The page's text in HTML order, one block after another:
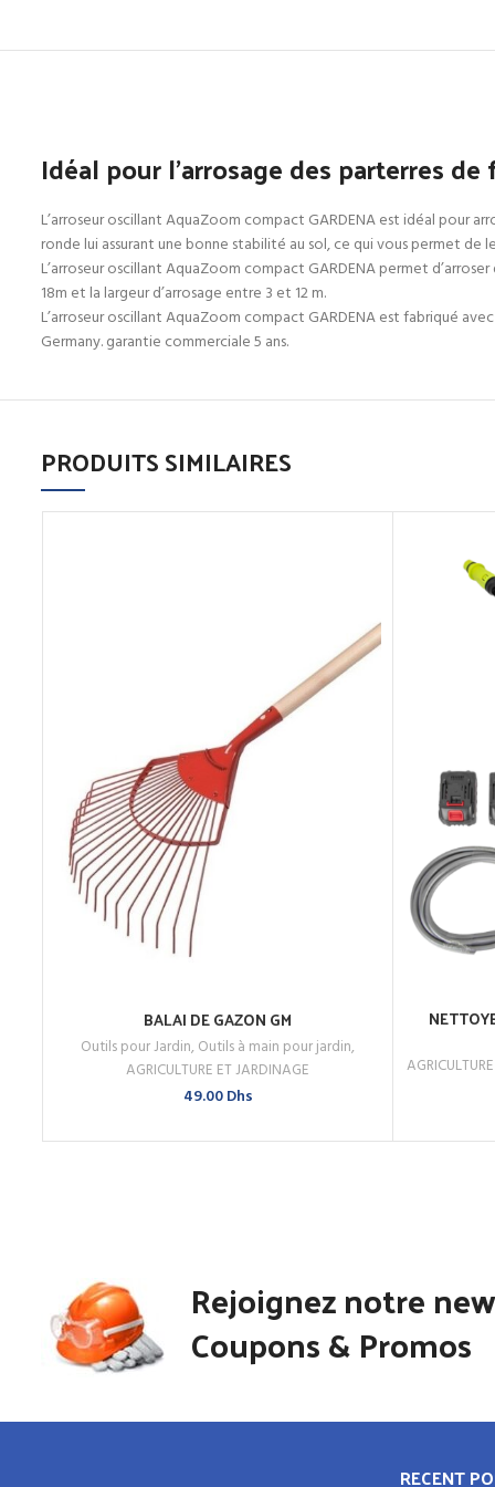
Idéal pour l’arrosage des parterres
L’arroseur oscillant AquaZoom compact GARDENA est idéal pour
ronde lui assurant une bonne stabilité au sol, ce qui vous permet de
L’arroseur oscillant AquaZoom compact GARDENA permet
18m et la largeur d’arrosage entre 3 et 12 m.
L’arroseur oscillant AquaZoom compact GARDENA est fabriqué
Germany. garantie commerciale 5 ans.
PRODUITS SIMILAIRES
AJOUTER AU PANIER
ACHETEZ MAINTENANT
BALAI DE GAZON GM
Outils pour Jardin, Outils à main pour jardin,
AGRICULTURE ET JARDINAGE
49.00Dhs
Rejoignez notre
Coupons & Promos
RECENT